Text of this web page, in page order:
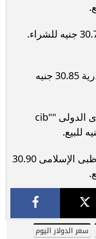
سعر الدولار فى بنك مصر 30.75 جنيه للشراء.
سعر الدولار فى بنك الإسكندرية 30.85 جنيه
سعر الدولار فى البنك التجارى الدولى "cib"
سعر الدولار فى مصرف أبو ظبى الإسلامى 30.90
سعر الدولار اليوم